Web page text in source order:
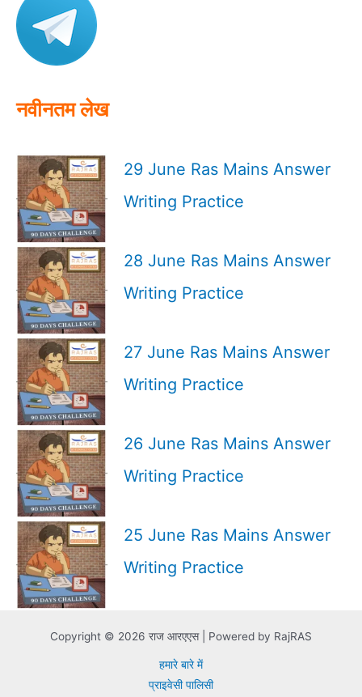
f
o
नवीनतम लेख
29 June Ras Mains Answer
Writing Practice
28 June Ras Mains Answer
Writing Practice
27 June Ras Mains Answer
Writing Practice
26 June Ras Mains Answer
Writing Practice
25 June Ras Mains Answer
Writing Practice
Copyright © 2026 राज आरएएस | Powered by RajRAS
हमारे बारे में
प्राइवेसी पालिसी